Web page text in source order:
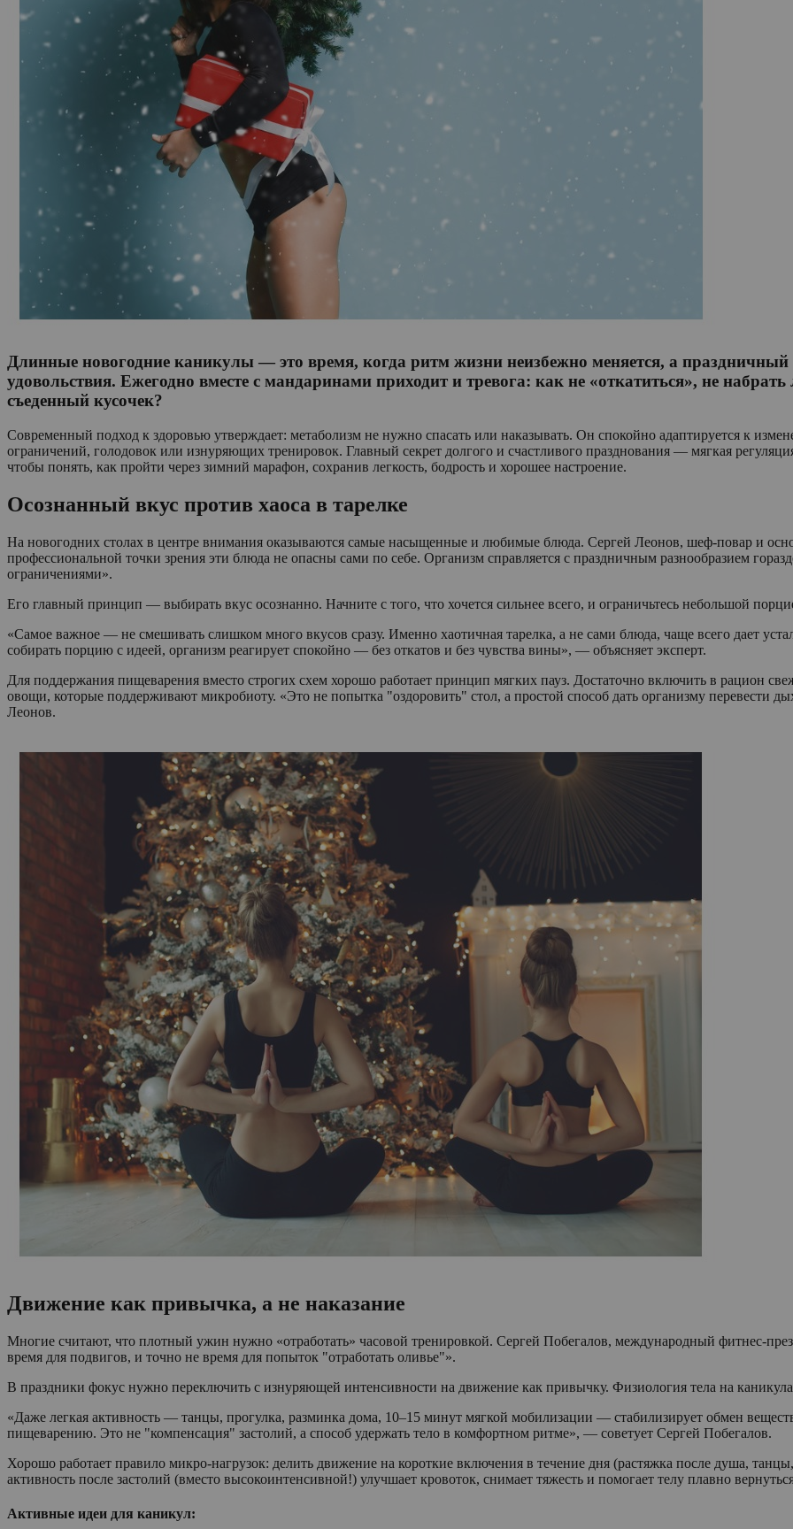
Длинные новогодние каникулы — это время, когда ритм жизни неизбежно меняется, а праздничный
удовольствия. Ежегодно вместе с мандаринами приходит и тревога: как не «откатиться», не
съеденный кусочек?
Современный подход к здоровью утверждает: метаболизм не нужно спасать или наказывать. Он спокойно адаптируется к
ограничений, голодовок или изнуряющих тренировок. Главный секрет долгого и счастливого празднования — мягкая
чтобы понять, как пройти через зимний марафон, сохранив легкость, бодрость и хорошее настроение.
Осознанный вкус против хаоса в тарелке
На новогодних столах в центре внимания оказываются самые насыщенные и любимые блюда. Сергей Леонов, шеф-повар и
профессиональной точки зрения эти блюда не опасны сами по себе. Организм справляется с праздничным разнообразием
ограничениями».
Его главный принцип — выбирать вкус осознанно. Начните с того, что хочется сильнее всего, и ограничьтесь небольшой
«Самое важное — не смешивать слишком много вкусов сразу. Именно хаотичная тарелка, а не сами блюда, чаще всего дает
собирать порцию с идеей, организм реагирует спокойно — без откатов и без чувства вины», — объясняет эксперт.
Для поддержания пищеварения вместо строгих схем хорошо работает принцип мягких пауз. Достаточно включить в рацион
овощи, которые поддерживают микробиоту. «Это не попытка "оздоровить" стол, а простой способ дать организму
Леонов.
Движение как привычка, а не наказание
Многие считают, что плотный ужин нужно «отработать» часовой тренировкой. Сергей Побегалов, международный фитнес-
время для подвигов, и точно не время для попыток "отработать оливье"».
В праздники фокус нужно переключить с изнуряющей интенсивности на движение как привычку. Физиология тела на
«Даже легкая активность — танцы, прогулка, разминка дома, 10–15 минут мягкой мобилизации — стабилизирует обмен
пищеварению. Это не "компенсация" застолий, а способ удержать тело в комфортном ритме», — советует Сергей Побегалов.
Хорошо работает правило микро-нагрузок: делить движение на короткие включения в течение дня (растяжка после душа,
активность после застолий (вместо высокоинтенсивной!) улучшает кровоток, снимает тяжесть и помогает телу плавно
Активные идеи для каникул: